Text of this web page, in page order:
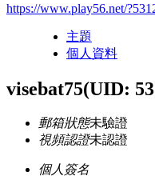
https://www.play56.net/
主題
個人資料
visebat75(UID:
郵箱狀態未驗證
視頻認證未認證
個人簽名